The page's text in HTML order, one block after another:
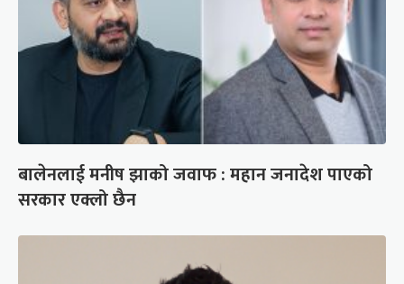
बालेनलाई मनीष झाको जवाफ : महान जनादेश पाएको
सरकार एक्लो छैन